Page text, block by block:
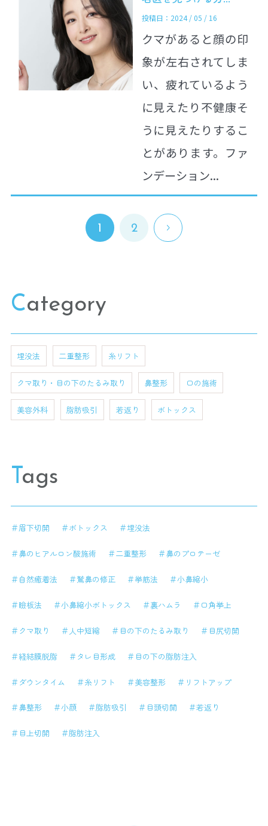
投稿日：2024 / 05 / 16
クマがあると顔の印
象が左右されてしま
い、疲れているよう
に見えたり不健康そ
うに見えたりするこ
とがあります。ファ
ンデーション...
稿
1 2
Category
埋没法 二重整形 糸リフト
クマ取り・目の下のたるみ取り 鼻整形 口の施術
美容外科 脂肪吸引 若返り ボトックス
Tags
＃眉下切開 ＃ボトックス ＃埋没法
＃鼻のヒアルロン酸施術 ＃二重整形 ＃鼻のプロテーゼ
＃自然癒着法 ＃鷲鼻の修正 ＃挙筋法 ＃小鼻縮小
＃瞼板法 ＃小鼻縮小ボトックス ＃裏ハムラ ＃口角挙上
＃クマ取り ＃人中短縮 ＃目の下のたるみ取り ＃目尻切開
＃経結膜脱脂 ＃タレ目形成 ＃目の下の脂肪注入
＃ダウンタイム ＃糸リフト ＃美容整形 ＃リフトアップ
＃鼻整形 ＃小顔 ＃脂肪吸引 ＃目頭切開 ＃若返り
＃目上切開 ＃脂肪注入